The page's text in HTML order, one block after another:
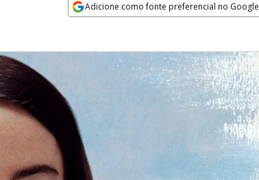
Adicione como fonte preferencial no Google